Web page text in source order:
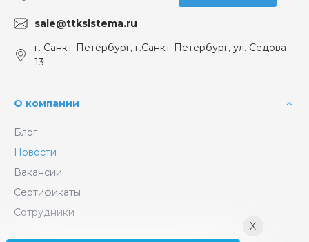
sale@ttksistema.ru
г. Санкт-Петербург, г.Санкт-Петербург, ул. Седова
13
О компании
Блог
Новости
Вакансии
Сертификаты
Сотрудники
X